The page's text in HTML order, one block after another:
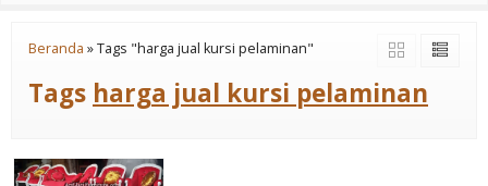
Beranda »Tags "harga jual kursi pelaminan"
Tags harga jual kursi pelaminan